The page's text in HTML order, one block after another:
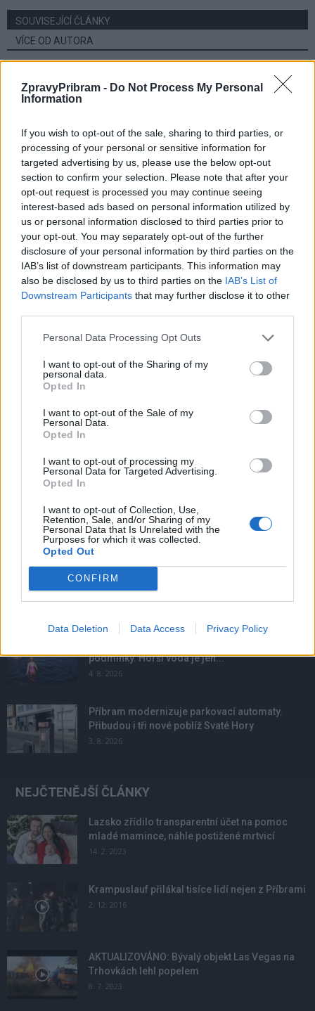
ZpravyPribram - Do Not Process My Personal
Information
If you wish to opt-out of the sale, sharing to third parties, or
processing of your personal or sensitive information for
targeted advertising by us, please use the below opt-out
section to confirm your selection. Please note that after your
opt-out request is processed you may continue seeing
interest-based ads based on personal information utilized by
us or personal information disclosed to third parties prior to
your opt-out. You may separately opt-out of the further
disclosure of your personal information by third parties on the
IAB’s list of downstream participants. This information may
also be disclosed by us to third parties on the IAB’s List of
Downstream Participants that may further disclose it to other
Personal Data Processing Opt Outs
I want to opt-out of the Sharing of my
personal data.
Opted In
I want to opt-out of the Sale of my
Personal Data.
Opted In
I want to opt-out of processing my
Personal Data for Targeted Advertising.
Opted In
I want to opt-out of Collection, Use,
Retention, Sale, and/or Sharing of my
Personal Data that Is Unrelated with the
Purposes for which it was collected.
Opted Out
CONFIRM
Data Deletion Data Access Privacy Policy
SOUVISEJÍCÍ ČLÁNKY
VÍCE OD AUTORA
Festival hudby na zámku Dobříš sází na
jedinečnou atmosféru. Klasiku propojí
Krimi
Vykradených aut na Příbramsku přibylo.
Policie připomíná: Auto není trezor
Krimi
Každý sedmý řidič měl problém. Policie
při víkendové akci na Příbramsku odhalila
30 přestupků
NOVINKY
Obděnice vzpomínaly na filmovou legendu
6. 8. 2026
podmínky. Horší voda je jen...
4. 8. 2026
Příbram modernizuje parkovací automaty.
Přibudou i tři nové poblíž Svaté Hory
3. 8. 2026
NEJČTENĚJŠÍ ČLÁNKY
Lazsko zřídilo transparentní účet na pomoc
mladé mamince, náhle postižené mrtvicí
14. 2. 2023
Krampuslauf přilákal tisíce lidí nejen z Příbrami
2. 12. 2016
AKTUALIZOVÁNO: Bývalý objekt Las Vegas na
Trhovkách lehl popelem
8. 7. 2023